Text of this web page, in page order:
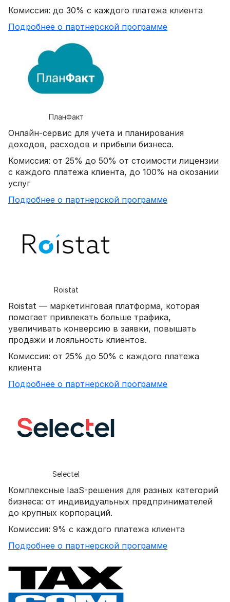
Комиссия: до 30% с каждого платежа клиента
Подробнее о партнерской программе
ПланФакт
Онлайн-сервис для учета и планирования
доходов, расходов и прибыли бизнеса.
Комиссия: от 25% до 50% от стоимости лицензии
с каждого платежа клиента, до 100% на окозании
услуг
Подробнее о партнерской программе
Roistat
Roistat — маркетинговая платформа, которая
помогает привлекать больше трафика,
увеличивать конверсию в заявки, повышать
продажи и лояльность клиентов.
Комиссия: от 25% до 50% с каждого платежа
клиента
Подробнее о партнерской программе
Selectel
Комплексные IaaS-решения для разных категорий
бизнеса: от индивидуальных предпринимателей
до крупных корпораций.
Комиссия: 9% с каждого платежа клиента
Подробнее о партнерской программе